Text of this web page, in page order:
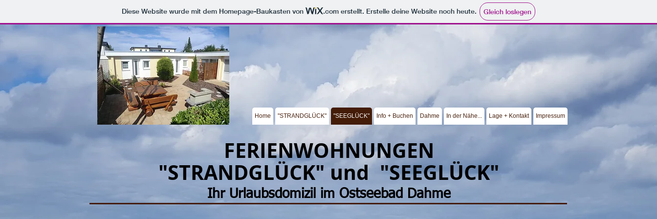
Diese Website wurde mit dem Homepage-Baukasten von .com erstellt. Erstelle deine Website noch heute. Gleich loslegen
Home "STRANDGLÜCK" "SEEGLÜCK" Info + Buchen Dahme In der Nähe... Lage + Kontakt Impressum
FERIENWOHNUNGEN
"STRANDGLÜCK" und "SEEGLÜCK"
Ihr Urlaubsdomizil im Ostseebad Dahme